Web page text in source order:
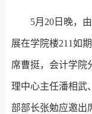
5月20日晚，
展在学院楼211如
席曹挺，会计学院
理中心主任潘相武
部部长张勉应邀出